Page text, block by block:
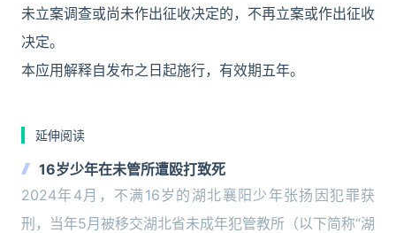
未立案调查或尚未作出征收决定的，不再立案或作出征收
决定。
本应用解释自发布之日起施行，有效期五年。
延伸阅读
16岁少年在未管所遭殴打致死
2024年4月，不满16岁的湖北襄阳少年张扬因犯罪获
刑，当年5月被移交湖北省未成年犯管教所（以下简称“湖